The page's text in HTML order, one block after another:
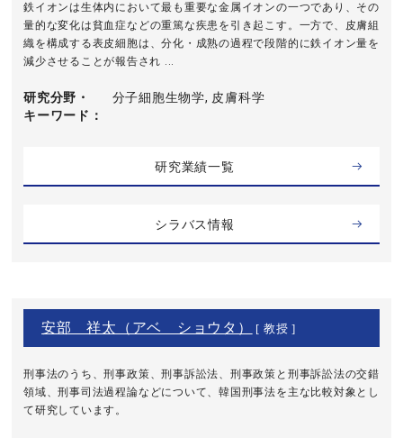
鉄イオンは生体内において最も重要な金属イオンの一つであり、その
量的な変化は貧血症などの重篤な疾患を引き起こす。一方で、皮膚組
織を構成する表皮細胞は、分化・成熟の過程で段階的に鉄イオン量を
減少させることが報告され ...
研究分野・
キーワード
分子細胞生物学, 皮膚科学
研究業績一覧
シラバス情報
安部 祥太（アベ ショウタ） [ 教授 ]
刑事法のうち、刑事政策、刑事訴訟法、刑事政策と刑事訴訟法の交錯
領域、刑事司法過程論などについて、韓国刑事法を主な比較対象とし
て研究しています。